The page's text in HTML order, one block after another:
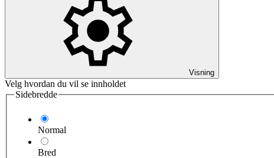
Visning
Velg hvordan du vil se innholdet
Sidebredde
Normal
Bred